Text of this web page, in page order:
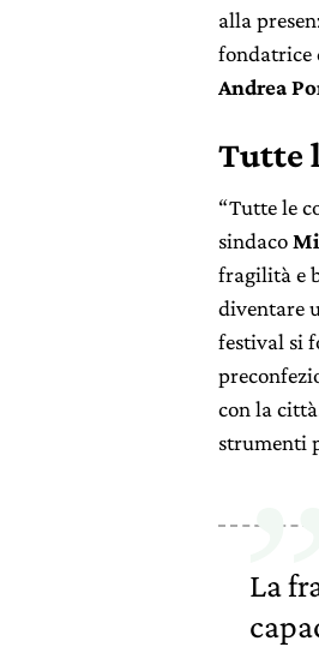
alla
fondatrice
Andrea
Tutte
“Tutte le
sindaco
fragilità e
diventare
festival si
con la
strumenti
La